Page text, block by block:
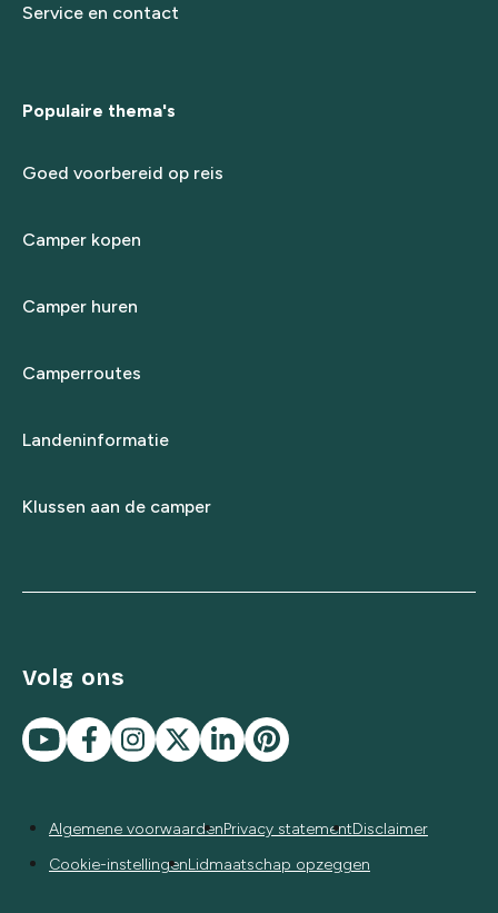
Service en contact
Populaire thema's
Goed voorbereid op reis
Camper kopen
Camper huren
Camperroutes
Landeninformatie
Klussen aan de camper
Volg ons
Algemene voorwaardenPrivacy statementDisclaimer
Cookie-instellingenLidmaatschap opzeggen